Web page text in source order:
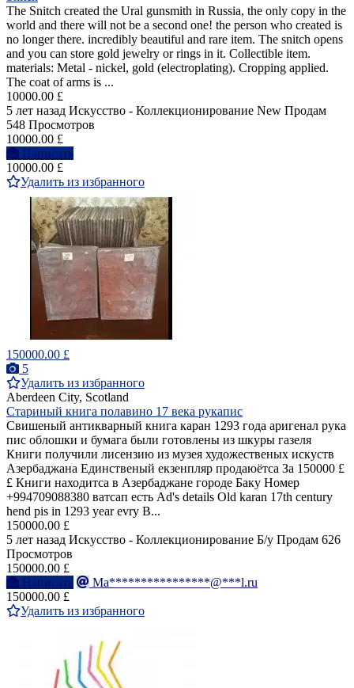
The Snitch created the Ural gunsmith in Russia, the only copy in the
world and there will not be a second one! the person who created is
no longer there. incredibly beautiful and rare item. The snitch opens
and you can store gold jewelry or rings in it. Collectible item.
materials: Metal - nickel, gold (electroplating). Cropping applied.
The coat of arms is ...
10000.00 £
5 лет назад Искусство - Коллекционирование New Продам
548 Просмотров
10000.00 £
Написать
10000.00 £
Удалить из избранного
150000.00 £
5
Удалить из избранного
Aberdeen City, Scotland
Стариный книга полавино 17 века рукапис
Свишеный антикварный книга каран 1293 года аригенал рука
пис облошки и бумага были готовлены из шкуры газеля
Книги получили лисензию из музея художественых искуств
Азербаджана Единственый екзенпляр продаюётса За 150000 £
£ Книги находитса в Азербаджане городе Баку Номер
+994709088380 ватсап есть Ad's details Old karan 17th century
hend pis in 1293 year evry B...
150000.00 £
5 лет назад Искусство - Коллекционирование Б/у Продам 626
Просмотров
150000.00 £
Написать
Ma****************@***l.ru
150000.00 £
Удалить из избранного